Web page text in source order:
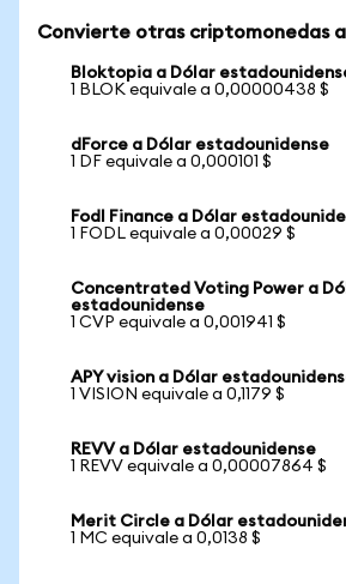
Convierte otras criptomonedas a
Bloktopia a Dólar
1 BLOK equivale a 0,00000438 $
dForce a Dólar estadounidense
1 DF equivale a 0,000101 $
Fodl Finance a Dólar
1 FODL equivale a 0,00029 $
Concentrated Voting Power a
estadounidense
1 CVP equivale a 0,001941 $
APY vision a Dólar
1 VISION equivale a 0,1179 $
REVV a Dólar estadounidense
1 REVV equivale a 0,00007864 $
Merit Circle a Dólar
1 MC equivale a 0,0138 $